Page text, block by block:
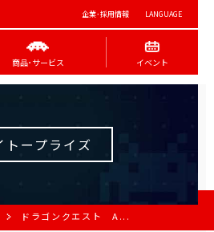
企業･採用情報 LANGUAGE
商品･サービス イベント
トープライズ
ドラゴンクエスト A...